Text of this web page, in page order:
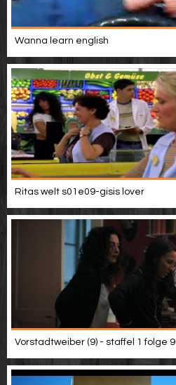
Wanna learn english
Ritas welt s01e09-gisis lover
Vorstadtweiber (9) - staffel 1 folge 9